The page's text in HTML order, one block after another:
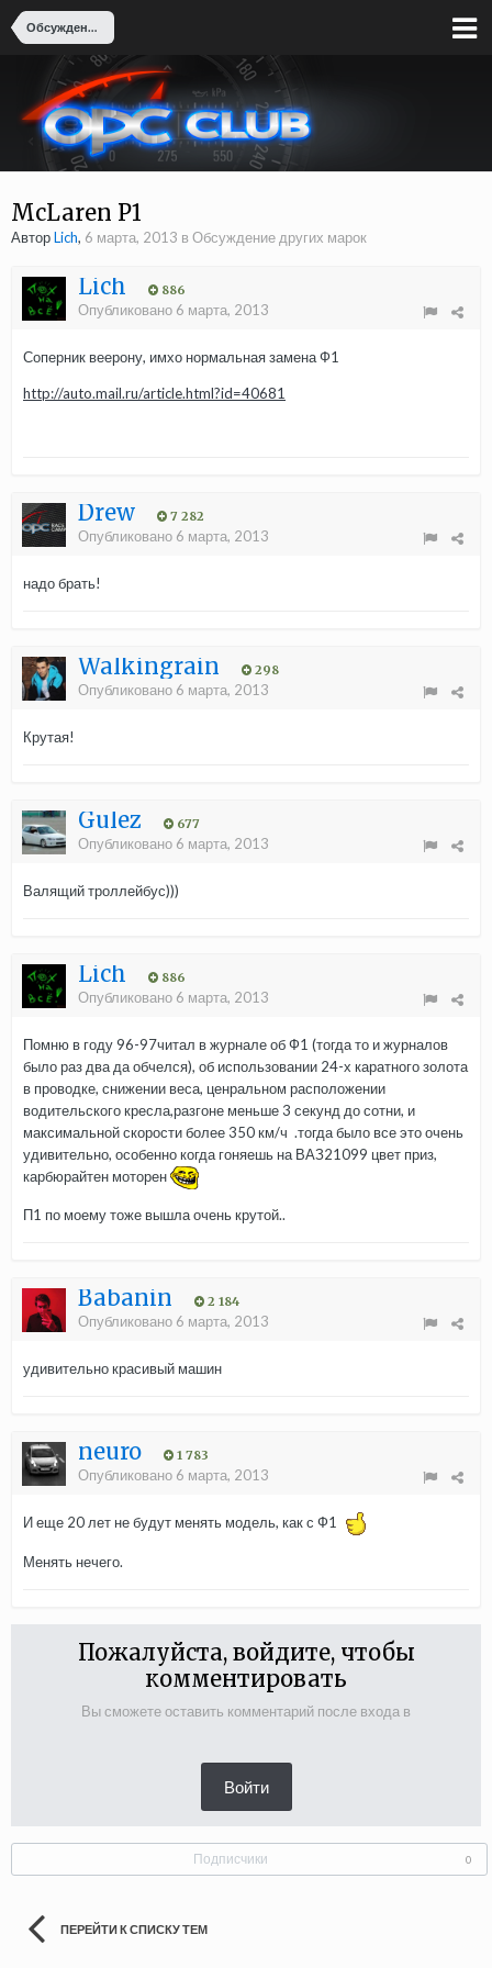
Обсуждение других марок
McLaren P1
АвторLich, 6 марта, 2013 в Обсуждение других марок
Lich 886
Опубликовано 6 марта, 2013
Соперник веерону, имхо нормальная замена Ф1
http://auto.mail.ru/article.html?id=40681
Drew 7 282
Опубликовано 6 марта, 2013
надо брать!
Walkingrain 298
Опубликовано 6 марта, 2013
Крутая!
Gulez 677
Опубликовано 6 марта, 2013
Валящий троллейбус)))
Lich 886
Опубликовано 6 марта, 2013
Помню в году 96-97читал в журнале об Ф1 (тогда то и журналов
было раз два да обчелся), об использовании 24-х каратного золота
в проводке, снижении веса, ценральном расположении
водительского кресла,разгоне меньше 3 секунд до сотни, и
максимальной скорости более 350 км/ч .тогда было все это очень
удивительно, особенно когда гоняешь на ВАЗ21099 цвет приз,
карбюрайтен моторен
П1 по моему тоже вышла очень крутой..
Babanin 2 184
Опубликовано 6 марта, 2013
удивительно красивый машин
neuro 1 783
Опубликовано 6 марта, 2013
И еще 20 лет не будут менять модель, как с Ф1
Менять нечего.
Пожалуйста, войдите, чтобы
комментировать
Вы сможете оставить комментарий после входа в
Войти
Подписчики 0
ПЕРЕЙТИ К СПИСКУ ТЕМ